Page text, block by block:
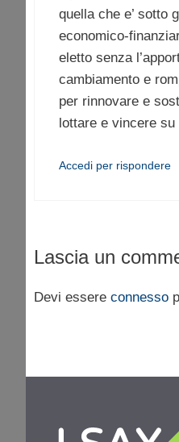
quella che e’ sotto
economico-
eletto senza
cambiamento e
per rinnovare e
lottare e vincere su
Accedi per rispondere
Lascia un
Devi essere connesso